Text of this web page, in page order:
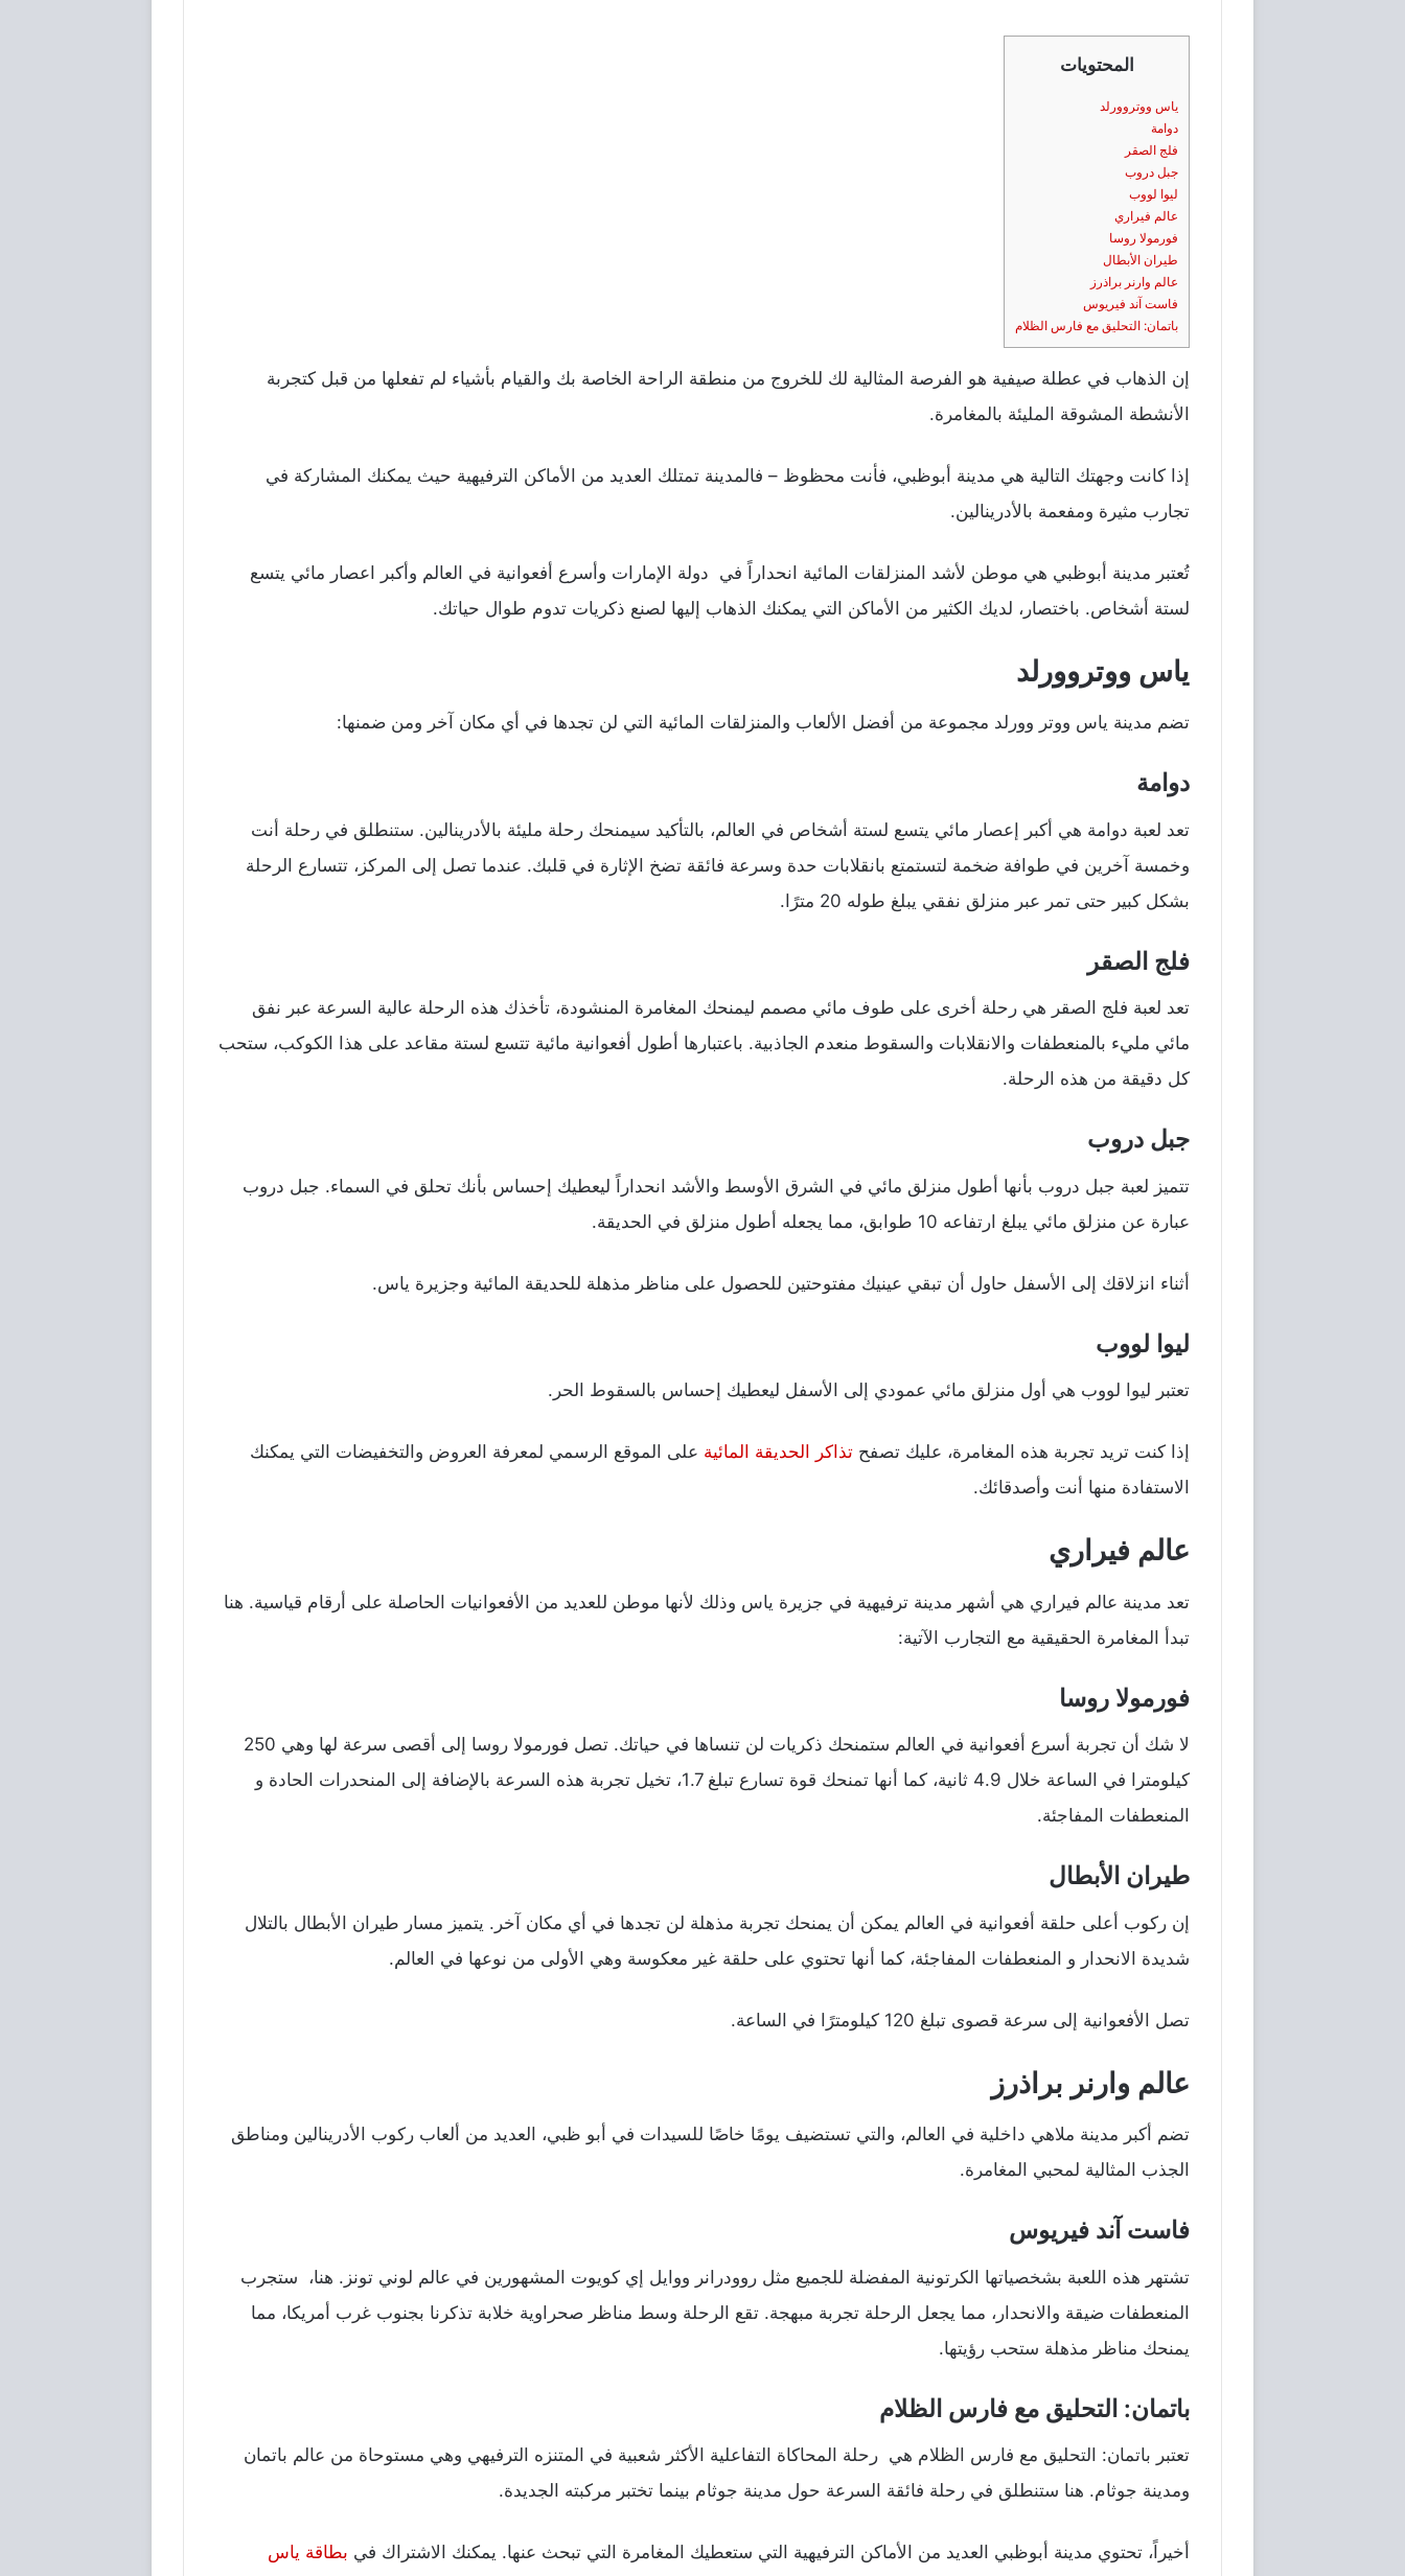
المحتويات
ياس ووتروورلد
دوامة
فلج الصقر
جبل دروب
ليوا لووب
عالم فيراري
فورمولا روسا
طيران الأبطال
عالم وارنر براذرز
فاست آند فيريوس
باتمان: التحليق مع فارس الظلام
إن الذهاب في عطلة صيفية هو الفرصة المثالية لك للخروج من منطقة الراحة الخاصة بك والقيام بأشياء لم تفعلها من قبل كتجربة
الأنشطة المشوقة المليئة بالمغامرة.
إذا كانت وجهتك التالية هي مدينة أبوظبي، فأنت محظوظ – فالمدينة تمتلك العديد من الأماكن الترفيهية حيث يمكنك المشاركة في
تجارب مثيرة ومفعمة بالأدرينالين.
تُعتبر مدينة أبوظبي هي موطن لأشد المنزلقات المائية انحداراً في دولة الإمارات وأسرع أفعوانية في العالم وأكبر اعصار مائي يتسع
لستة أشخاص. باختصار، لديك الكثير من الأماكن التي يمكنك الذهاب إليها لصنع ذكريات تدوم طوال حياتك.
ياس ووتروورلد
تضم مدينة ياس ووتر وورلد مجموعة من أفضل الألعاب والمنزلقات المائية التي لن تجدها في أي مكان آخر ومن ضمنها:
دوامة
تعد لعبة دوامة هي أكبر إعصار مائي يتسع لستة أشخاص في العالم، بالتأكيد سيمنحك رحلة مليئة بالأدرينالين. ستنطلق في رحلة أنت
وخمسة آخرين في طوافة ضخمة لتستمتع بانقلابات حدة وسرعة فائقة تضخ الإثارة في قلبك. عندما تصل إلى المركز، تتسارع الرحلة
بشكل كبير حتى تمر عبر منزلق نفقي يبلغ طوله 20 مترًا.
فلج الصقر
تعد لعبة فلج الصقر هي رحلة أخرى على طوف مائي مصمم ليمنحك المغامرة المنشودة، تأخذك هذه الرحلة عالية السرعة عبر نفق
مائي مليء بالمنعطفات والانقلابات والسقوط منعدم الجاذبية. باعتبارها أطول أفعوانية مائية تتسع لستة مقاعد على هذا الكوكب، ستحب
كل دقيقة من هذه الرحلة.
جبل دروب
تتميز لعبة جبل دروب بأنها أطول منزلق مائي في الشرق الأوسط والأشد انحداراً ليعطيك إحساس بأنك تحلق في السماء. جبل دروب
عبارة عن منزلق مائي يبلغ ارتفاعه 10 طوابق، مما يجعله أطول منزلق في الحديقة.
أثناء انزلاقك إلى الأسفل حاول أن تبقي عينيك مفتوحتين للحصول على مناظر مذهلة للحديقة المائية وجزيرة ياس.
ليوا لووب
تعتبر ليوا لووب هي أول منزلق مائي عمودي إلى الأسفل ليعطيك إحساس بالسقوط الحر.
إذا كنت تريد تجربة هذه المغامرة، عليك تصفح تذاكر الحديقة المائية على الموقع الرسمي لمعرفة العروض والتخفيضات التي يمكنك
الاستفادة منها أنت وأصدقائك.
عالم فيراري
تعد مدينة عالم فيراري هي أشهر مدينة ترفيهية في جزيرة ياس وذلك لأنها موطن للعديد من الأفعوانيات الحاصلة على أرقام قياسية. هنا
تبدأ المغامرة الحقيقية مع التجارب الآتية:
فورمولا روسا
لا شك أن تجربة أسرع أفعوانية في العالم ستمنحك ذكريات لن تنساها في حياتك. تصل فورمولا روسا إلى أقصى سرعة لها وهي 250
كيلومترا في الساعة خلال 4.9 ثانية، كما أنها تمنحك قوة تسارع تبلغ 1.7، تخيل تجربة هذه السرعة بالإضافة إلى المنحدرات الحادة و
المنعطفات المفاجئة.
طيران الأبطال
إن ركوب أعلى حلقة أفعوانية في العالم يمكن أن يمنحك تجربة مذهلة لن تجدها في أي مكان آخر. يتميز مسار طيران الأبطال بالتلال
شديدة الانحدار و المنعطفات المفاجئة، كما أنها تحتوي على حلقة غير معكوسة وهي الأولى من نوعها في العالم.
تصل الأفعوانية إلى سرعة قصوى تبلغ 120 كيلومترًا في الساعة.
عالم وارنر براذرز
تضم أكبر مدينة ملاهي داخلية في العالم، والتي تستضيف يومًا خاصًا للسيدات في أبو ظبي، العديد من ألعاب ركوب الأدرينالين ومناطق
الجذب المثالية لمحبي المغامرة.
فاست آند فيريوس
تشتهر هذه اللعبة بشخصياتها الكرتونية المفضلة للجميع مثل روودرانر ووايل إي كويوت المشهورين في عالم لوني تونز. هنا، ستجرب
المنعطفات ضيقة والانحدار، مما يجعل الرحلة تجربة مبهجة. تقع الرحلة وسط مناظر صحراوية خلابة تذكرنا بجنوب غرب أمريكا، مما
يمنحك مناظر مذهلة ستحب رؤيتها.
باتمان: التحليق مع فارس الظلام
تعتبر باتمان: التحليق مع فارس الظلام هي رحلة المحاكاة التفاعلية الأكثر شعبية في المتنزه الترفيهي وهي مستوحاة من عالم باتمان
ومدينة جوثام. هنا ستنطلق في رحلة فائقة السرعة حول مدينة جوثام بينما تختبر مركبته الجديدة.
أخيراً، تحتوي مدينة أبوظبي العديد من الأماكن الترفيهية التي ستعطيك المغامرة التي تبحث عنها. يمكنك الاشتراك في بطاقة ياس